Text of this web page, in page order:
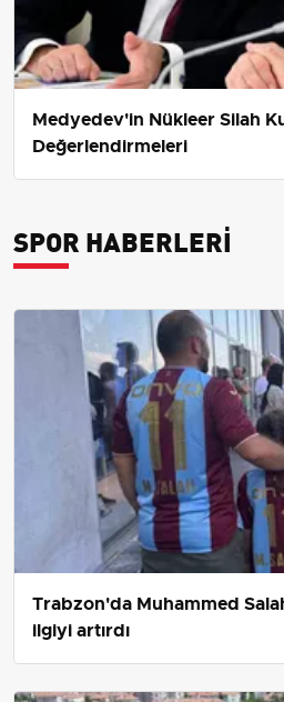
Medyedev'in Nükleer Silah
Değerlendirmeleri
SPOR HABERLERI
Trabzon'da Muhammed
ilgiyi artırdı